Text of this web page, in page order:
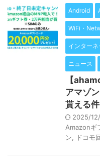
Android
WiFi・
インターネ
ニュース
【
アマゾ
貰える件
2025/
Amazonギ
ン
ドコモ